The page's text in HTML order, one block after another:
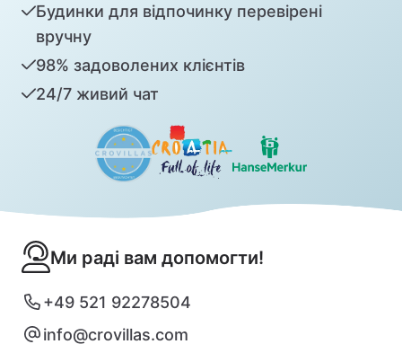
Будинки для відпочинку перевірені
вручну
98% задоволених клієнтів
24/7 живий чат
Ми раді вам допомогти!
+49 521 92278504
info@crovillas.com